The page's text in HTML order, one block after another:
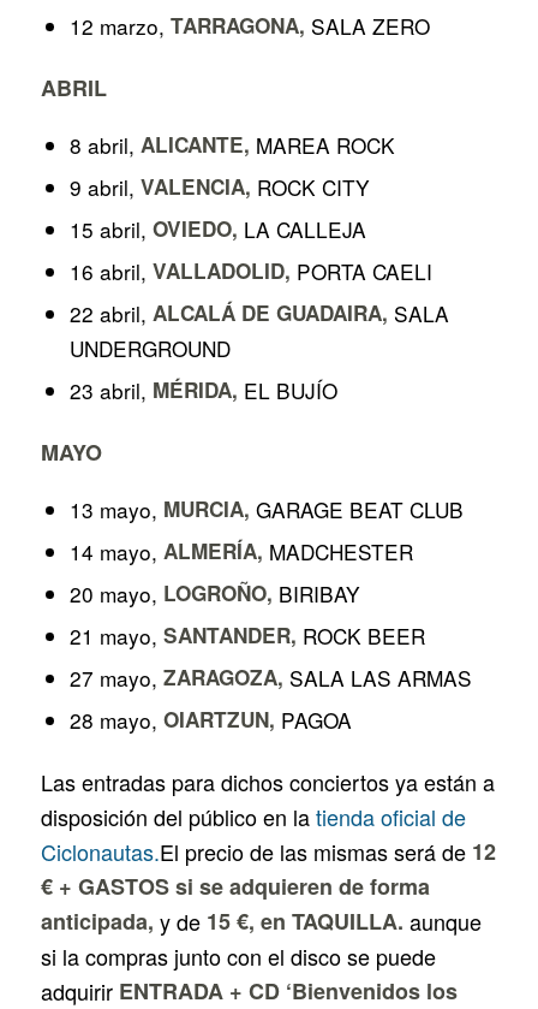
12 marzo, TARRAGONA, SALA ZERO
ABRIL
8 abril, ALICANTE, MAREA ROCK
9 abril, VALENCIA, ROCK CITY
15 abril, OVIEDO, LA CALLEJA
16 abril, VALLADOLID, PORTA CAELI
22 abril, ALCALÁ DE GUADAIRA, SALA
UNDERGROUND
23 abril, MÉRIDA, EL BUJÍO
MAYO
13 mayo, MURCIA, GARAGE BEAT CLUB
14 mayo, ALMERÍA, MADCHESTER
20 mayo, LOGROÑO, BIRIBAY
21 mayo, SANTANDER, ROCK BEER
27 mayo, ZARAGOZA, SALA LAS ARMAS
28 mayo, OIARTZUN, PAGOA
Las entradas para dichos conciertos ya están a
disposición del público en latienda oficial de
Ciclonautas.El precio de las mismas será de 12
€ + GASTOS si se adquieren de forma
anticipada, y de 15 €, en TAQUILLA. aunque
si la compras junto con el disco se puede
adquirir ENTRADA + CD ‘Bienvenidos los